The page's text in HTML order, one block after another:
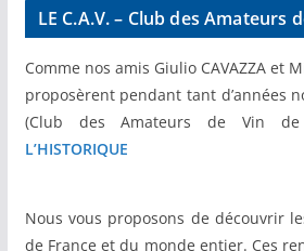
LE C.A.V. – Club des Amateurs
Comme nos amis Giulio CAVAZZA et
proposèrent pendant tant d’années
(Club des Amateurs de Vin de
L’HISTORIQUE
Nous vous proposons de découvrir
de France et du monde entier. Ces